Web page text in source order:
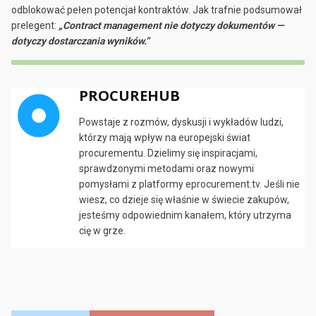
odblokować pełen potencjał kontraktów. Jak trafnie podsumował
prelegent: „Contract management nie dotyczy dokumentów —
dotyczy dostarczania wyników.”
PROCUREHUB
Powstaje z rozmów, dyskusji i wykładów ludzi,
którzy mają wpływ na europejski świat
procurementu . Dzielimy się inspiracjami,
sprawdzonymi metodami oraz nowymi
pomysłami z platformy eprocurement.tv . Jeśli nie
wiesz, co dzieje się właśnie w świecie zakupów,
jesteśmy odpowiednim kanałem, który utrzyma
cię w grze.